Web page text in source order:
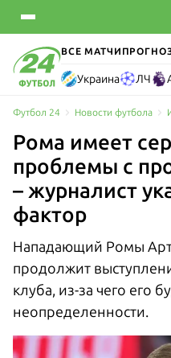
ВСЕ МАТЧИ
Украина ЛЧ
Футбол 24 Новости футбола
Рома имеет
проблемы с
– журналист
фактор
Нападающий Ромы
продолжит
клуба, из-за чего его
неопределенности.